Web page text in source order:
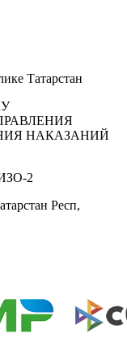
Татарстан
НАКАЗАНИЙ
2
Респ,